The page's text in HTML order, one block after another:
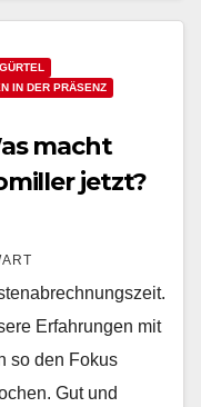
IN DER PRÄSENZ
macht
jetzt?
Erfahrungen mit
so den Fokus
Gut und